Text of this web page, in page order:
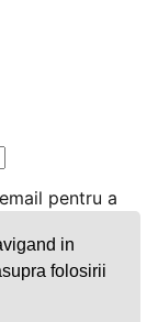
in
folosirii
pentru a
comenzii
alte scopuri